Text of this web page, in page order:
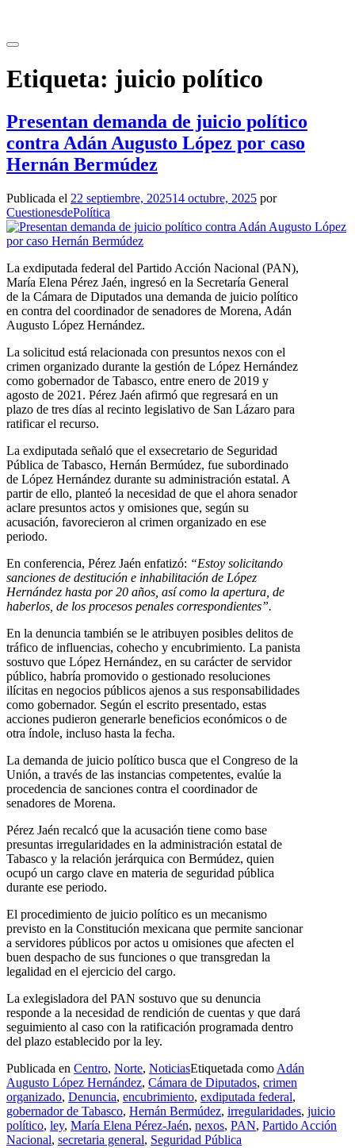
contenido
Etiqueta: juicio político
Presentan demanda de juicio político
contra Adán Augusto López por caso
Hernán Bermúdez
Publicada el 22 septiembre, 202514 octubre, 2025 por
CuestionesdePolítica
La exdiputada federal del Partido Acción Nacional (PAN),
María Elena Pérez Jaén, ingresó en la Secretaría General
de la Cámara de Diputados una demanda de juicio político
en contra del coordinador de senadores de Morena, Adán
Augusto López Hernández.
La solicitud está relacionada con presuntos nexos con el
crimen organizado durante la gestión de López Hernández
como gobernador de Tabasco, entre enero de 2019 y
agosto de 2021. Pérez Jaén afirmó que regresará en un
plazo de tres días al recinto legislativo de San Lázaro para
ratificar el recurso.
La exdiputada señaló que el exsecretario de Seguridad
Pública de Tabasco, Hernán Bermúdez, fue subordinado
de López Hernández durante su administración estatal. A
partir de ello, planteó la necesidad de que el ahora senador
aclare presuntos actos y omisiones que, según su
acusación, favorecieron al crimen organizado en ese
periodo.
En conferencia, Pérez Jaén enfatizó: “Estoy solicitando
sanciones de destitución e inhabilitación de López
Hernández hasta por 20 años, así como la apertura, de
haberlos, de los procesos penales correspondientes”.
En la denuncia también se le atribuyen posibles delitos de
tráfico de influencias, cohecho y encubrimiento. La panista
sostuvo que López Hernández, en su carácter de servidor
público, habría promovido o gestionado resoluciones
ilícitas en negocios públicos ajenos a sus responsabilidades
como gobernador. Según el escrito presentado, estas
acciones pudieron generarle beneficios económicos o de
otra índole, incluso hasta la fecha.
La demanda de juicio político busca que el Congreso de la
Unión, a través de las instancias competentes, evalúe la
procedencia de sanciones contra el coordinador de
senadores de Morena.
Pérez Jaén recalcó que la acusación tiene como base
presuntas irregularidades en la administración estatal de
Tabasco y la relación jerárquica con Bermúdez, quien
ocupó un cargo clave en materia de seguridad pública
durante ese periodo.
El procedimiento de juicio político es un mecanismo
previsto en la Constitución mexicana que permite sancionar
a servidores públicos por actos u omisiones que afecten el
buen despacho de sus funciones o que transgredan la
legalidad en el ejercicio del cargo.
La exlegisladora del PAN sostuvo que su denuncia
responde a la necesidad de rendición de cuentas y que dará
seguimiento al caso con la ratificación programada dentro
del plazo establecido por la ley.
Publicada en Centro, Norte, NoticiasEtiquetada como Adán
Augusto López Hernández, Cámara de Diputados, crimen
organizado, Denuncia, encubrimiento, exdiputada federal,
gobernador de Tabasco, Hernán Bermúdez, irregularidades, juicio
político, ley, María Elena Pérez-Jaén, nexos, PAN, Partido Acción
Nacional, secretaria general, Seguridad Pública